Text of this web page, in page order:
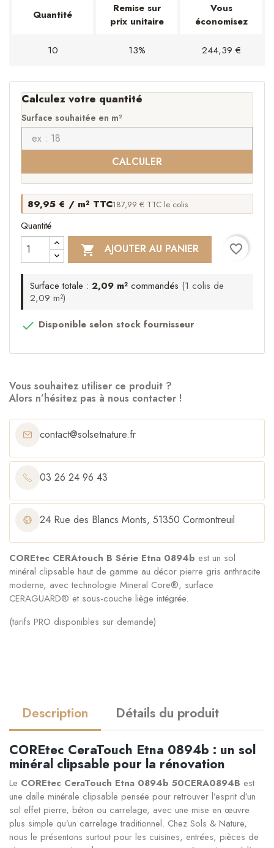
Quantité
Remise sur
prix unitaire
Vous
économisez
10 13% 244,39 €
Calculez votre quantité
Surface souhaitée en m²
CALCULER
89,95 € / m² TTC187,99 € TTC le colis
Quantité
 AJOUTER AU PANIER favorite_border
Surface totale : 2,09 m²commandés (1 colis de
2,09 m²)
 Disponible selon stock fournisseur
Vous souhaitez utiliser ce produit ?
Alors n’hésitez pas à nous contacter !
contact@solsetnature.fr
03 26 24 96 43
24 Rue des Blancs Monts, 51350 Cormontreuil
COREtec CERAtouch B Série Etna 0894b est un sol
minéral clipsable haut de gamme au décor pierre gris anthracite
moderne, avec technologie Mineral Core®, surface
CERAGUARD® et sous-couche liège intégrée.
(tarifs PRO disponibles sur demande)
Description Détails du produit
COREtec CeraTouch Etna 0894b : un sol
minéral clipsable pour la rénovation
Le COREtec CeraTouch Etna 0894b 50CERA0894B est
une dalle minérale clipsable pensée pour retrouver l’esprit d’un
sol effet pierre, béton ou carrelage, avec une mise en œuvre
plus simple qu’un carrelage traditionnel. Chez Sols & Nature,
nous le présentons surtout pour les cuisines, entrées, pièces de